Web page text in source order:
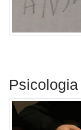
Psicologia